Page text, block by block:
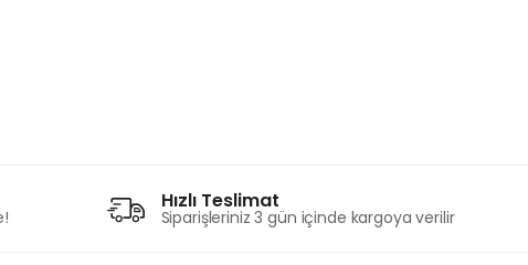
Hızlı Teslimat
Siparişleriniz 3 gün içinde kargoya verilir